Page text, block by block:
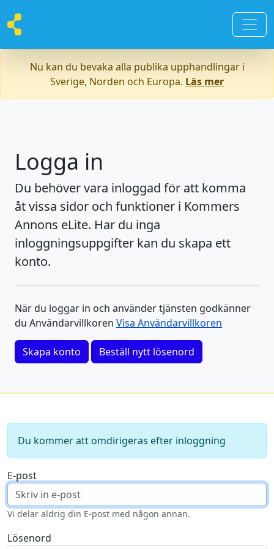
Nu kan du bevaka alla publika upphandlingar i
Sverige, Norden och Europa. Läs mer
Logga in
Du behöver vara inloggad för att komma
åt vissa sidor och funktioner i Kommers
Annons eLite. Har du inga
inloggningsuppgifter kan du skapa ett
konto.
När du loggar in och använder tjänsten godkänner
du Användarvillkoren Visa Användarvillkoren
Skapa konto Beställ nytt lösenord
Du kommer att omdirigeras efter inloggning
E-post
Vi delar aldrig din E-post med någon annan.
Lösenord